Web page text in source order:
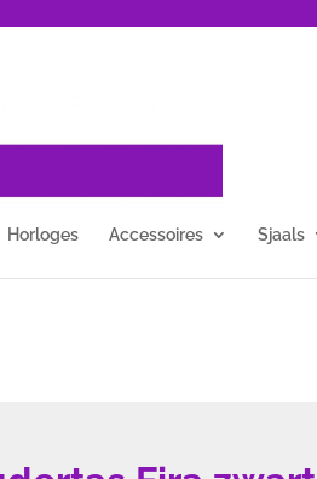
Horloges Accessoires Sjaals